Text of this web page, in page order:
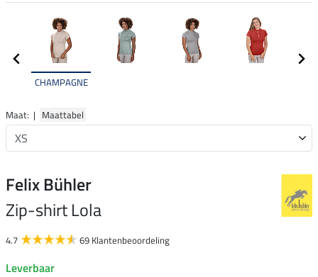
CHAMPAGNE
Maat: | Maattabel
Felix Bühler
Zip-shirt Lola
4.7 69 Klantenbeoordeling
Leverbaar